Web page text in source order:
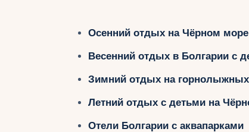
Осенний отдых на Чёрном
Весенний отдых в Болгарии с
Зимний отдых на горнолыжных
Летний отдых с детьми на
Отели Болгарии с аквапарками